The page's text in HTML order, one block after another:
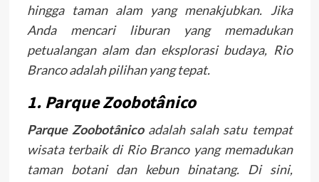
hingga taman alam yang menakjubkan. Jika
Anda mencari liburan yang memadukan
petualangan alam dan eksplorasi budaya, Rio
Branco adalah pilihan yang tepat.
1. Parque Zoobotânico
Parque Zoobotânicoadalah salah satu tempat
wisata terbaik di Rio Branco yang memadukan
taman botani dan kebun binatang. Di sini,